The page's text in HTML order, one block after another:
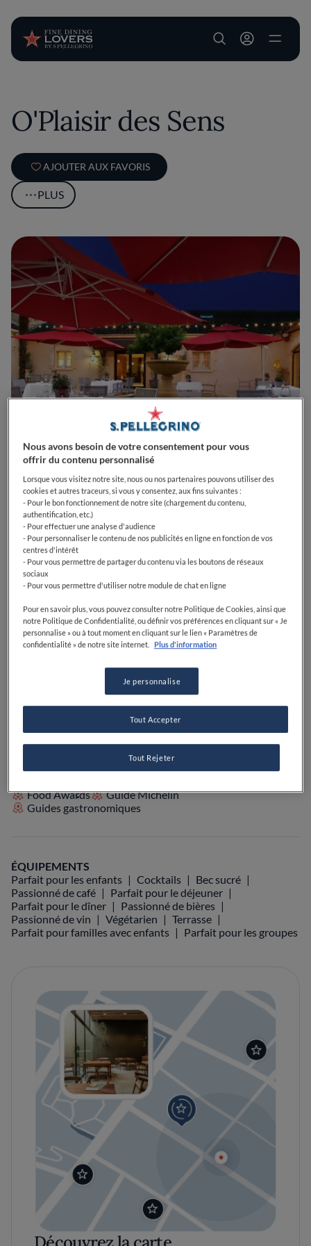
User account
O'Plaisir des Sens
AJOUTER AUX FAVORIS
PLUS
0 0 0 0 0
24250La Roque-GageacFrance
CLOSED OpensMardi, 12:15-13:15, 19:00-20:45
VOIR HORAIRES D'OUVERTURE
PRIX
Food Awards
Guide Michelin
Guides gastronomiques
ÉQUIPEMENTS
Parfait pour les enfants
Cocktails
Bec sucré
Passionné de café
Parfait pour le déjeuner
Parfait pour le dîner
Passionné de bières
Passionné de vin
Végétarien
Terrasse
Parfait pour familles avec enfants
Parfait pour les groupes
Nous avons besoin de votre consentement pour vous
offrir du contenu personnalisé
Lorsque vous visitez notre site, nous ou nos partenaires pouvons utiliser des
cookies et autres traceurs, si vous y consentez, aux fins suivantes :
- Pour le bon fonctionnement de notre site (chargement du contenu,
authentification, etc.)
- Pour effectuer une analyse d'audience
- Pour personnaliser le contenu de nos publicités en ligne en fonction de vos
centres d'intérêt
- Pour vous permettre de partager du contenu via les boutons de réseaux
sociaux
- Pour vous permettre d'utiliser notre module de chat en ligne
Pour en savoir plus, vous pouvez consulter notre Politique de Cookies, ainsi que
notre Politique de Confidentialité, ou définir vos préférences en cliquant sur « Je
personnalise » ou à tout moment en cliquant sur le lien « Paramètres de
confidentialité » de notre site internet.
Plus d'information
Je personnalise
Tout Rejeter
Tout Accepter